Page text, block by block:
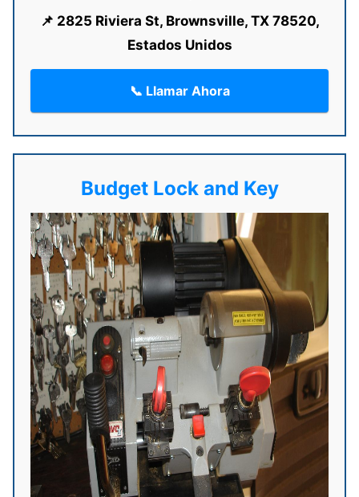
📌 2825 Riviera St, Brownsville, TX 78520,
Estados Unidos
📞 Llamar Ahora
Budget Lock and Key